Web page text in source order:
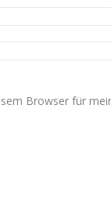
Browser für